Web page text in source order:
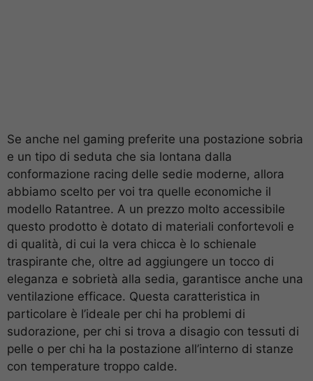
Se anche nel gaming preferite una postazione sobria
e un tipo di seduta che sia lontana dalla
conformazione racing delle sedie moderne, allora
abbiamo scelto per voi tra quelle economiche il
modello Ratantree. A un prezzo molto accessibile
questo prodotto è dotato di materiali confortevoli e
di qualità, di cui la vera chicca è lo schienale
traspirante che, oltre ad aggiungere un tocco di
eleganza e sobrietà alla sedia, garantisce anche una
ventilazione efficace. Questa caratteristica in
particolare è l’ideale per chi ha problemi di
sudorazione, per chi si trova a disagio con tessuti di
pelle o per chi ha la postazione all’interno di stanze
con temperature troppo calde.